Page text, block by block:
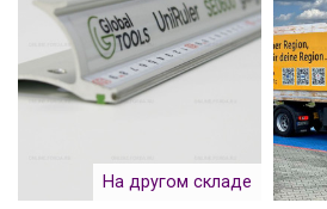
На другом складе